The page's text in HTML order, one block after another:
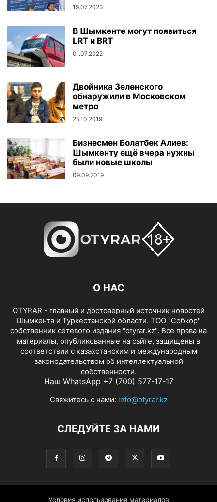
19.07.2023
В Шымкенте могут появиться
LRT и BRT
01.07.2022
Двойника Зеленского
обнаружили в Московском
метро
25.10.2019
Бизнесмен Болатбек Алиев:
Шымкенту ещё вчера нужны
были новые школы
09.09.2019
О НАС
OTYRAR - главный и достоверный источник новостей
Шымкента и Туркестанской области. ТОО "Собкор"
собственник сетевого издания "otyrar.kz". Все права на
материалы, опубликованные на сайте, защищены в
соответствии с казахстанским и международным
законодательством об интеллектуальной
собственности.
Наш WhatsApp +7 (700) 577-17-17
Свяжитесь с нами: info@otyrar.kz
СЛЕДУЙТЕ ЗА НАМИ
Условия использования материалов